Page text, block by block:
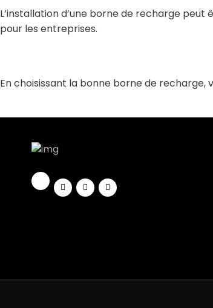
L’installation d’une borne de recharge peut
pour les entreprises.
En choisissant la bonne borne de